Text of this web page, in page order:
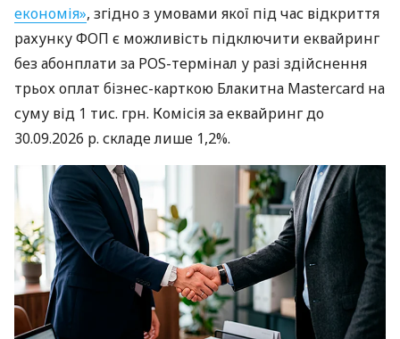
економія», згідно з умовами якої під час відкриття
рахунку ФОП є можливість підключити еквайринг
без абонплати за POS-термінал у разі здійснення
трьох оплат бізнес-карткою Блакитна Mastercard на
суму від 1 тис. грн. Комісія за еквайринг до
30.09.2026 р. складе лише 1,2%.